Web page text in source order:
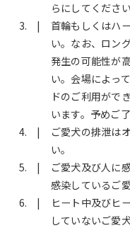
らにしてください
首輪もしくはハ
い。なお、ロン
発生の可能性が
い。会場によっ
ドのご利用がで
います。予めご
ご愛犬の排泄は
い。
ご愛犬及び人に
感染しているご
ヒート中及びヒ
していないご愛